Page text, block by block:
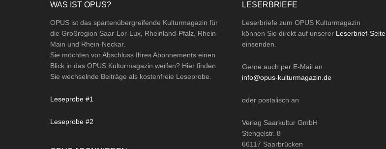
WAS IST OPUS?
OPUS ist das spartenübergreifende Kulturmagazin für
die Großregion Saar-Lor-Lux, Rheinland-Pfalz, Rhein-
Main und Rhein-Neckar.
Sie möchten vor Abschluss Ihres Abonnements einen
Blick in das OPUS Kulturmagazin werfen? Hier finden
Sie wechselnde Beiträge als kostenfreie Leseprobe.
Leseprobe #1
Leseprobe #2
LESERBRIEFE
Leserbriefe zum OPUS Kulturmagazin
können Sie direkt auf unserer Leserbrief-Seite
einsenden.
Gerne auch per E-Mail an
info@opus-kulturmagazin.de
oder postalisch an
Verlag Saarkultur GmbH
Stengelstr. 8
66117 Saarbrücken